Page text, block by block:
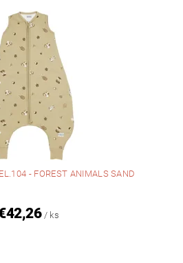
- FOREST ANIMALS SAND
/ ks